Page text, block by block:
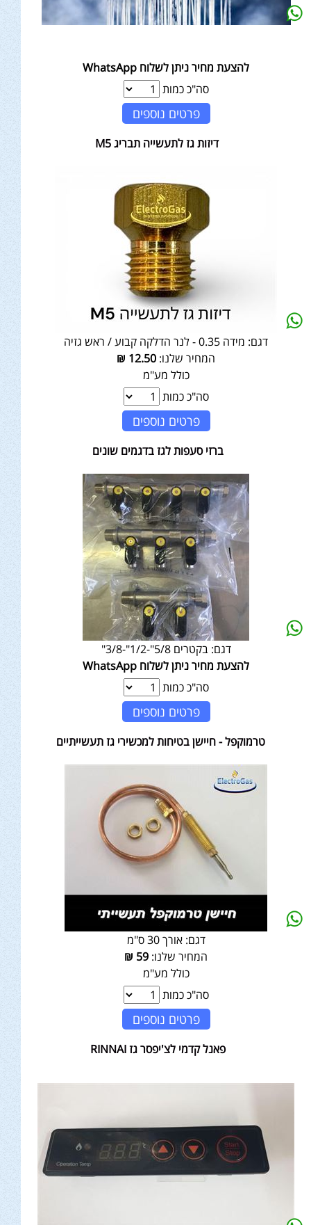
להצעת מחיר ניתן לשלוח WhatsApp
סה"כ כמות
פרטים נוספים
דיזות גז לתעשייה תבריג M5
דגם: מידה 0.35 - לנר הדלקה קבוע / ראש גזיה
המחיר שלנו: 12.50
₪
כולל מע"מ
סה"כ כמות
פרטים נוספים
ברזי סעפות לגז בדגמים שונים
דגם: בקטרים 5/8"-1/2"-3/8"
להצעת מחיר ניתן לשלוח WhatsApp
סה"כ כמות
פרטים נוספים
טרמוקפל - חיישן בטיחות למכשירי גז תעשייתיים
דגם: אורך 30 ס"מ
המחיר שלנו: 59
₪
כולל מע"מ
סה"כ כמות
פרטים נוספים
פאנל קדמי לצ'יפסר גז RINNAI